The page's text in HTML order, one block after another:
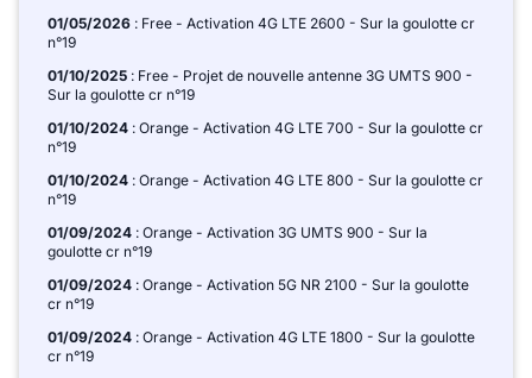
01/05/2026 : Free - Activation 4G LTE 2600 - Sur la goulotte cr
n°19
01/10/2025 : Free - Projet de nouvelle antenne 3G UMTS 900 -
Sur la goulotte cr n°19
01/10/2024 : Orange - Activation 4G LTE 700 - Sur la goulotte cr
n°19
01/10/2024 : Orange - Activation 4G LTE 800 - Sur la goulotte cr
n°19
01/09/2024 : Orange - Activation 3G UMTS 900 - Sur la
goulotte cr n°19
01/09/2024 : Orange - Activation 5G NR 2100 - Sur la goulotte
cr n°19
01/09/2024 : Orange - Activation 4G LTE 1800 - Sur la goulotte
cr n°19